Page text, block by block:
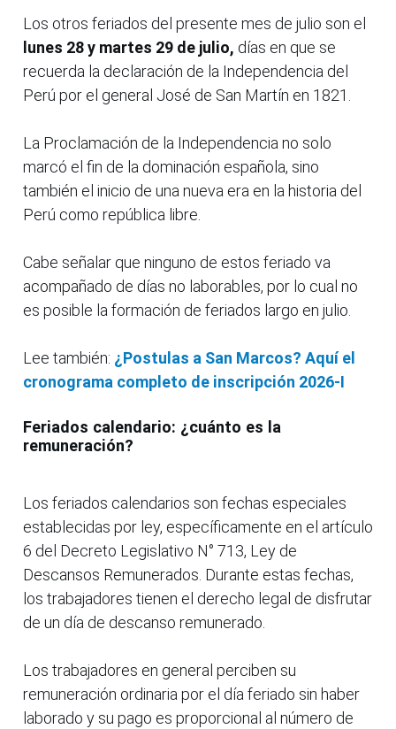
Los otros feriados del presente mes de julio son el
lunes 28 y martes 29 de julio, días en que se
recuerda la declaración de la Independencia del
Perú por el general José de San Martín en 1821.
La Proclamación de la Independencia no solo
marcó el fin de la dominación española, sino
también el inicio de una nueva era en la historia del
Perú como república libre.
Cabe señalar que ninguno de estos feriado va
acompañado de días no laborables, por lo cual no
es posible la formación de feriados largo en julio.
Lee también: ¿Postulas a San Marcos? Aquí el
cronograma completo de inscripción 2026-I
Feriados calendario: ¿cuánto es la
remuneración?
Los feriados calendarios son fechas especiales
establecidas por ley, específicamente en el artículo
6 del Decreto Legislativo N° 713, Ley de
Descansos Remunerados. Durante estas fechas,
los trabajadores tienen el derecho legal de disfrutar
de un día de descanso remunerado.
Los trabajadores en general perciben su
remuneración ordinaria por el día feriado sin haber
laborado y su pago es proporcional al número de